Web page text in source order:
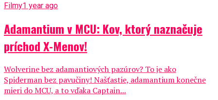
Filmy1 year ago
Adamantium v MCU: Kov, ktorý naznačuje
príchod X-Menov!
Wolverine bez adamantiových pazúrov? To je ako
Spiderman bez pavučiny! Našťastie, adamantium konečne
mieri do MCU, a to vďaka Captain...